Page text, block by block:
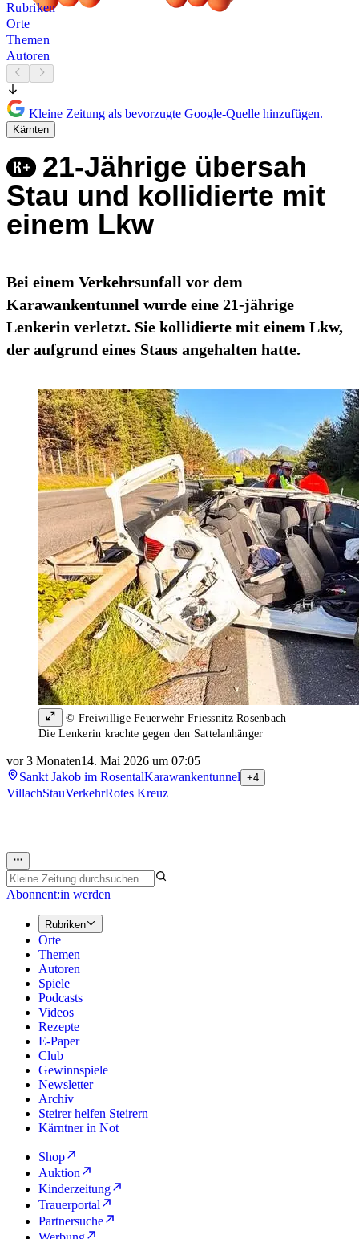
Rubriken
Orte
Themen
Autoren
Kleine Zeitung als bevorzugte Google-Quelle hinzufügen.
Kärnten
21-Jährige übersah
Stau und kollidierte mit
einem Lkw
Bei einem Verkehrsunfall vor dem
Karawankentunnel wurde eine 21-jährige
Lenkerin verletzt. Sie kollidierte mit einem Lkw,
der aufgrund eines Staus angehalten hatte.
© Freiwillige Feuerwehr Friessnitz Rosenbach
Die Lenkerin krachte gegen den Sattelanhänger
vor 3 Monaten14. Mai 2026 um 07:05
Sankt Jakob im RosentalKarawankentunnel +4
VillachStauVerkehrRotes Kreuz
Abonnent:in werden
Rubriken
Orte
Themen
Autoren
Spiele
Podcasts
Videos
Rezepte
E-Paper
Club
Gewinnspiele
Newsletter
Archiv
Steirer helfen Steirern
Kärntner in Not
Shop
Auktion
Kinderzeitung
Trauerportal
Partnersuche